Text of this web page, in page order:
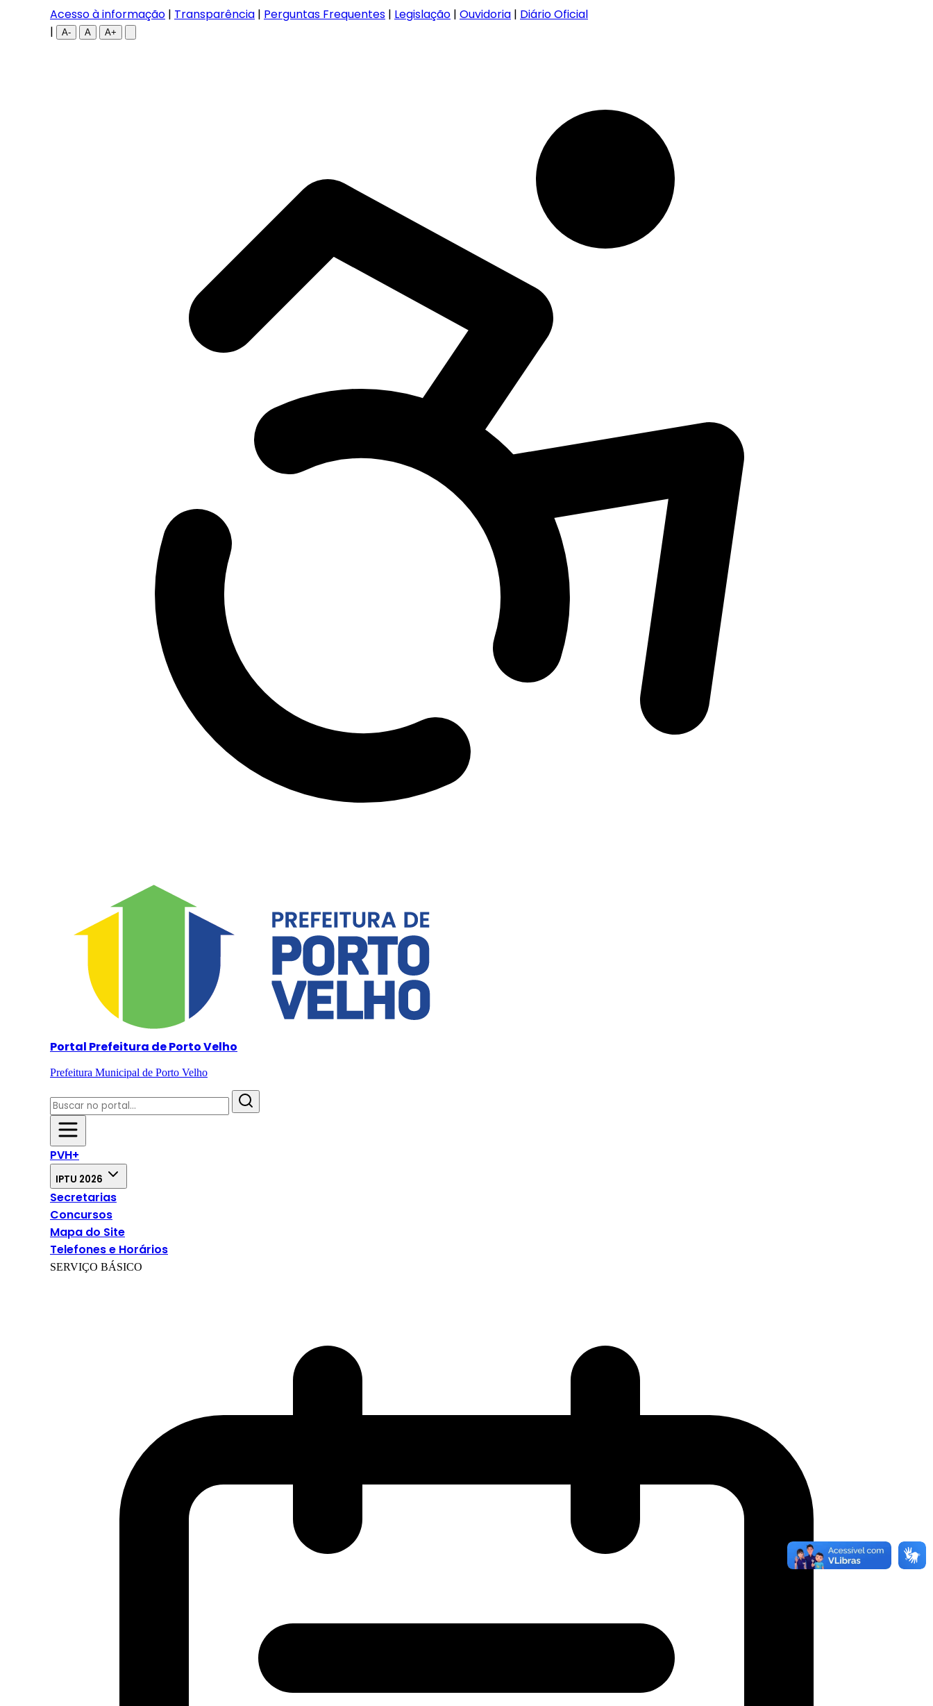
Acesso à informação | Transparência | Perguntas Frequentes | Legislação | Ouvidoria | Diário Oficial
|
A- A A+
Portal Prefeitura de Porto Velho
Prefeitura Municipal de Porto Velho
PVH+
IPTU 2026
Secretarias
Concursos
Mapa do Site
Telefones e Horários
SERVIÇO BÁSICO